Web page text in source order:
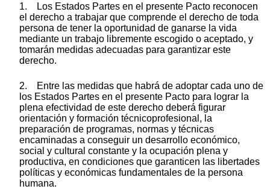
1. Los Estados Partes en el presente Pacto reconocen
el derecho a trabajar que comprende el derecho de toda
persona de tener la oportunidad de ganarse la vida
mediante un trabajo libremente escogido o aceptado, y
tomarán medidas adecuadas para garantizar este
derecho.
2. Entre las medidas que habrá de adoptar cada uno de
los Estados Partes en el presente Pacto para lograr la
plena efectividad de este derecho deberá figurar
orientación y formación técnicoprofesional, la
preparación de programas, normas y técnicas
encaminadas a conseguir un desarrollo económico,
social y cultural constante y la ocupación plena y
productiva, en condiciones que garanticen las libertades
políticas y económicas fundamentales de la persona
humana.